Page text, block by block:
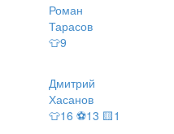
Роман
Тарасов
👕9
Дмитрий
Хасанов
👕16 ⚽13 🟨1